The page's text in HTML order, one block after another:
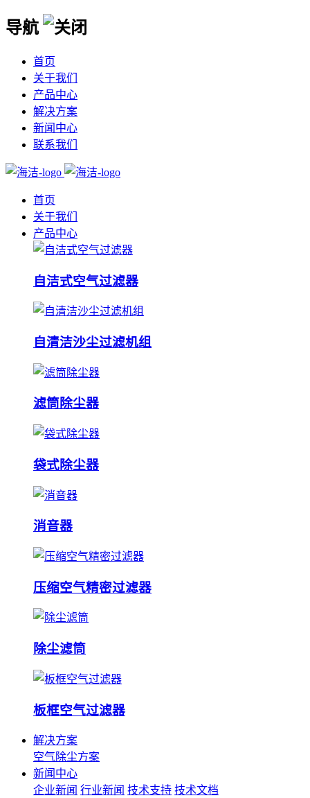
导航
首页
关于我们
产品中心
解决方案
新闻中心
联系我们
首页
关于我们
产品中心
自洁式空气过滤器
自清洁沙尘过滤机组
滤筒除尘器
袋式除尘器
消音器
压缩空气精密过滤器
除尘滤筒
板框空气过滤器
解决方案
空气除尘方案
新闻中心
企业新闻 行业新闻 技术支持 技术文档